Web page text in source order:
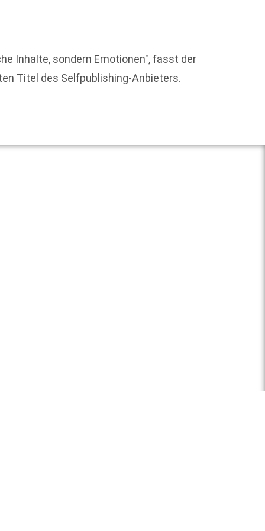
Inhalte, sondern Emotionen", fasst der
Titel des Selfpublishing-Anbieters.